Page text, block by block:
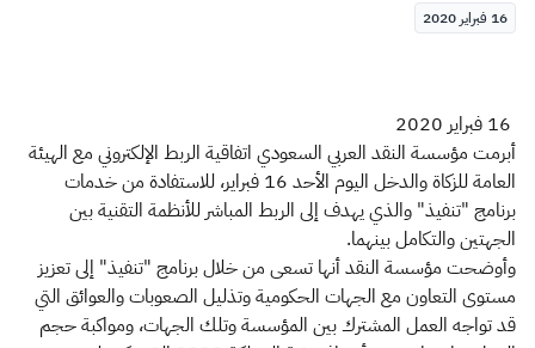
16 فبراير 2020
أبرمت مؤسسة النقد العربي السعودي اتفاقية الربط الإلكتروني مع الهيئة
العامة للزكاة والدخل اليوم الأحد 16 فبراير، للاستفادة من خدمات
برنامج "تنفيذ" والذي يهدف إلى الربط المباشر للأنظمة التقنية بين
الجهتين والتكامل بينهما.
وأوضحت مؤسسة النقد أنها تسعى من خلال برنامج "تنفيذ" إلى تعزيز
مستوى التعاون مع الجهات الحكومية وتذليل الصعوبات والعوائق التي
قد تواجه العمل المشترك بين المؤسسة وتلك الجهات، ومواكبة حجم